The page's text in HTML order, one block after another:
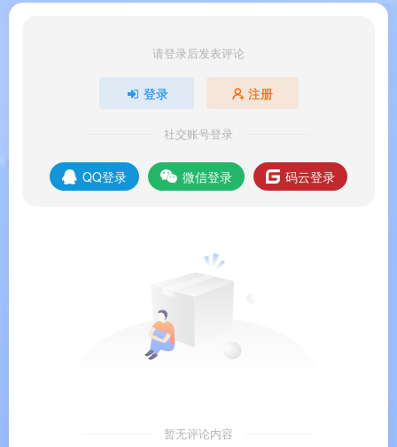
永久免费，单次最长 10 分钟录
：一次性付费购买，永久使用无
请登录后发表评论
登录 注册
社交账号登录
QQ登录 微信登录 码云登录
暂无评论内容